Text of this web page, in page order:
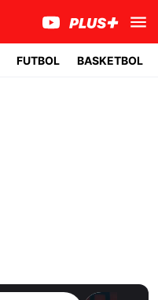
FUTBOL BASKETBOL